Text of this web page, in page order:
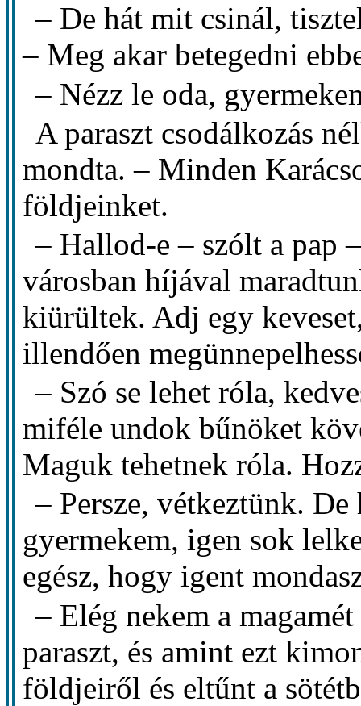
– De hát mit csinál,
– Meg akar betegedni
– Nézz le oda,
A paraszt csodálkozás
mondta. – Minden
földjeinket.
– Hallod-e – szólt a pap
városban híjával
kiürültek. Adj egy
illendően
– Szó se lehet róla,
miféle undok bűnöket
Maguk tehetnek róla.
– Persze, vétkeztünk.
gyermekem, igen sok
egész, hogy igent
– Elég nekem a
paraszt, és amint ezt
földjeiről és eltűnt a